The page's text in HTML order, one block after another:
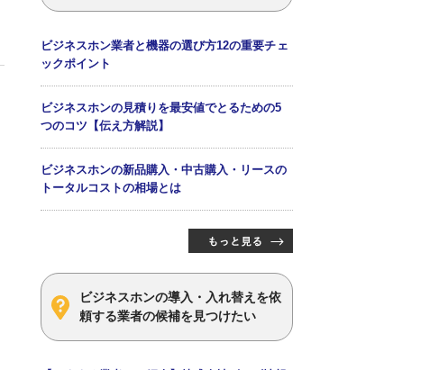
ビジネスホン業者と機器の選び方12の重要チェ
ックポイント
ビジネスホンの見積りを最安値でとるための5
つのコツ【伝え方解説】
ビジネスホンの新品購入・中古購入・リースの
トータルコストの相場とは
ビジネスホンの導入・入れ替えを依
頼する業者の候補を見つけたい